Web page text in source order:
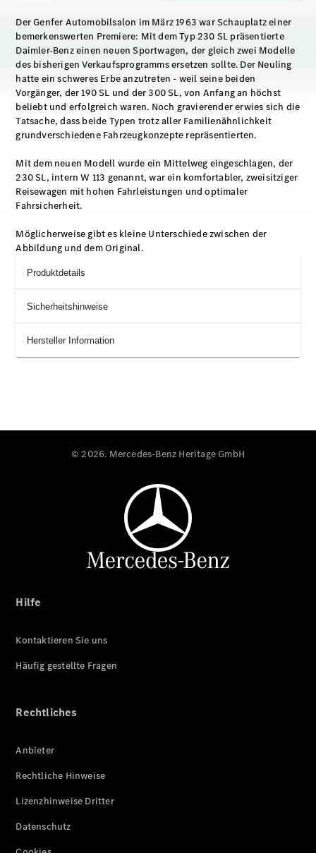
Der Genfer Automobilsalon im März 1963 war Schauplatz einer
bemerkenswerten Premiere: Mit dem Typ 230 SL präsentierte
Daimler-Benz einen neuen Sportwagen, der gleich zwei Modelle
des bisherigen Verkaufsprogramms ersetzen sollte. Der Neuling
hatte ein schweres Erbe anzutreten - weil seine beiden
Vorgänger, der 190 SL und der 300 SL, von Anfang an höchst
beliebt und erfolgreich waren. Noch gravierender erwies sich die
Tatsache, dass beide Typen trotz aller Familienähnlichkeit
grundverschiedene Fahrzeugkonzepte repräsentierten.
Mit dem neuen Modell wurde ein Mittelweg eingeschlagen, der
230 SL, intern W 113 genannt, war ein komfortabler, zweisitziger
Reisewagen mit hohen Fahrleistungen und optimaler
Fahrsicherheit.
Möglicherweise gibt es kleine Unterschiede zwischen der
Abbildung und dem Original.
Produktdetails
Sicherheitshinweise
Hersteller Information
© 2026. Mercedes-Benz Heritage GmbH
Hilfe
Kontaktieren Sie uns
Häufig gestellte Fragen
Rechtliches
Anbieter
Rechtliche Hinweise
Lizenzhinweise Dritter
Datenschutz